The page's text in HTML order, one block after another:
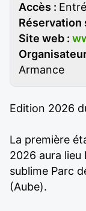
Accès :
Réservation
Site web :
Armance
Edition 2026
La première
2026 aura lieu
sublime Parc
(Aube).